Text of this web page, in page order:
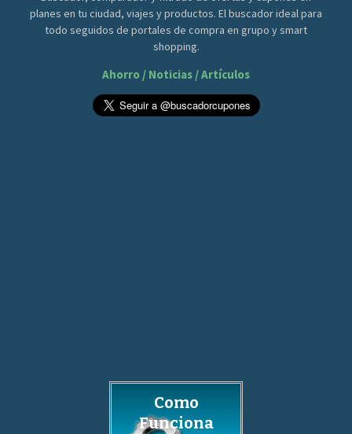
planes en tu ciudad, viajes y productos. El buscador ideal para
todo seguidos de portales de compra en grupo y smart
shopping.
Ahorro / Noticias / Artículos
Como
Funciona